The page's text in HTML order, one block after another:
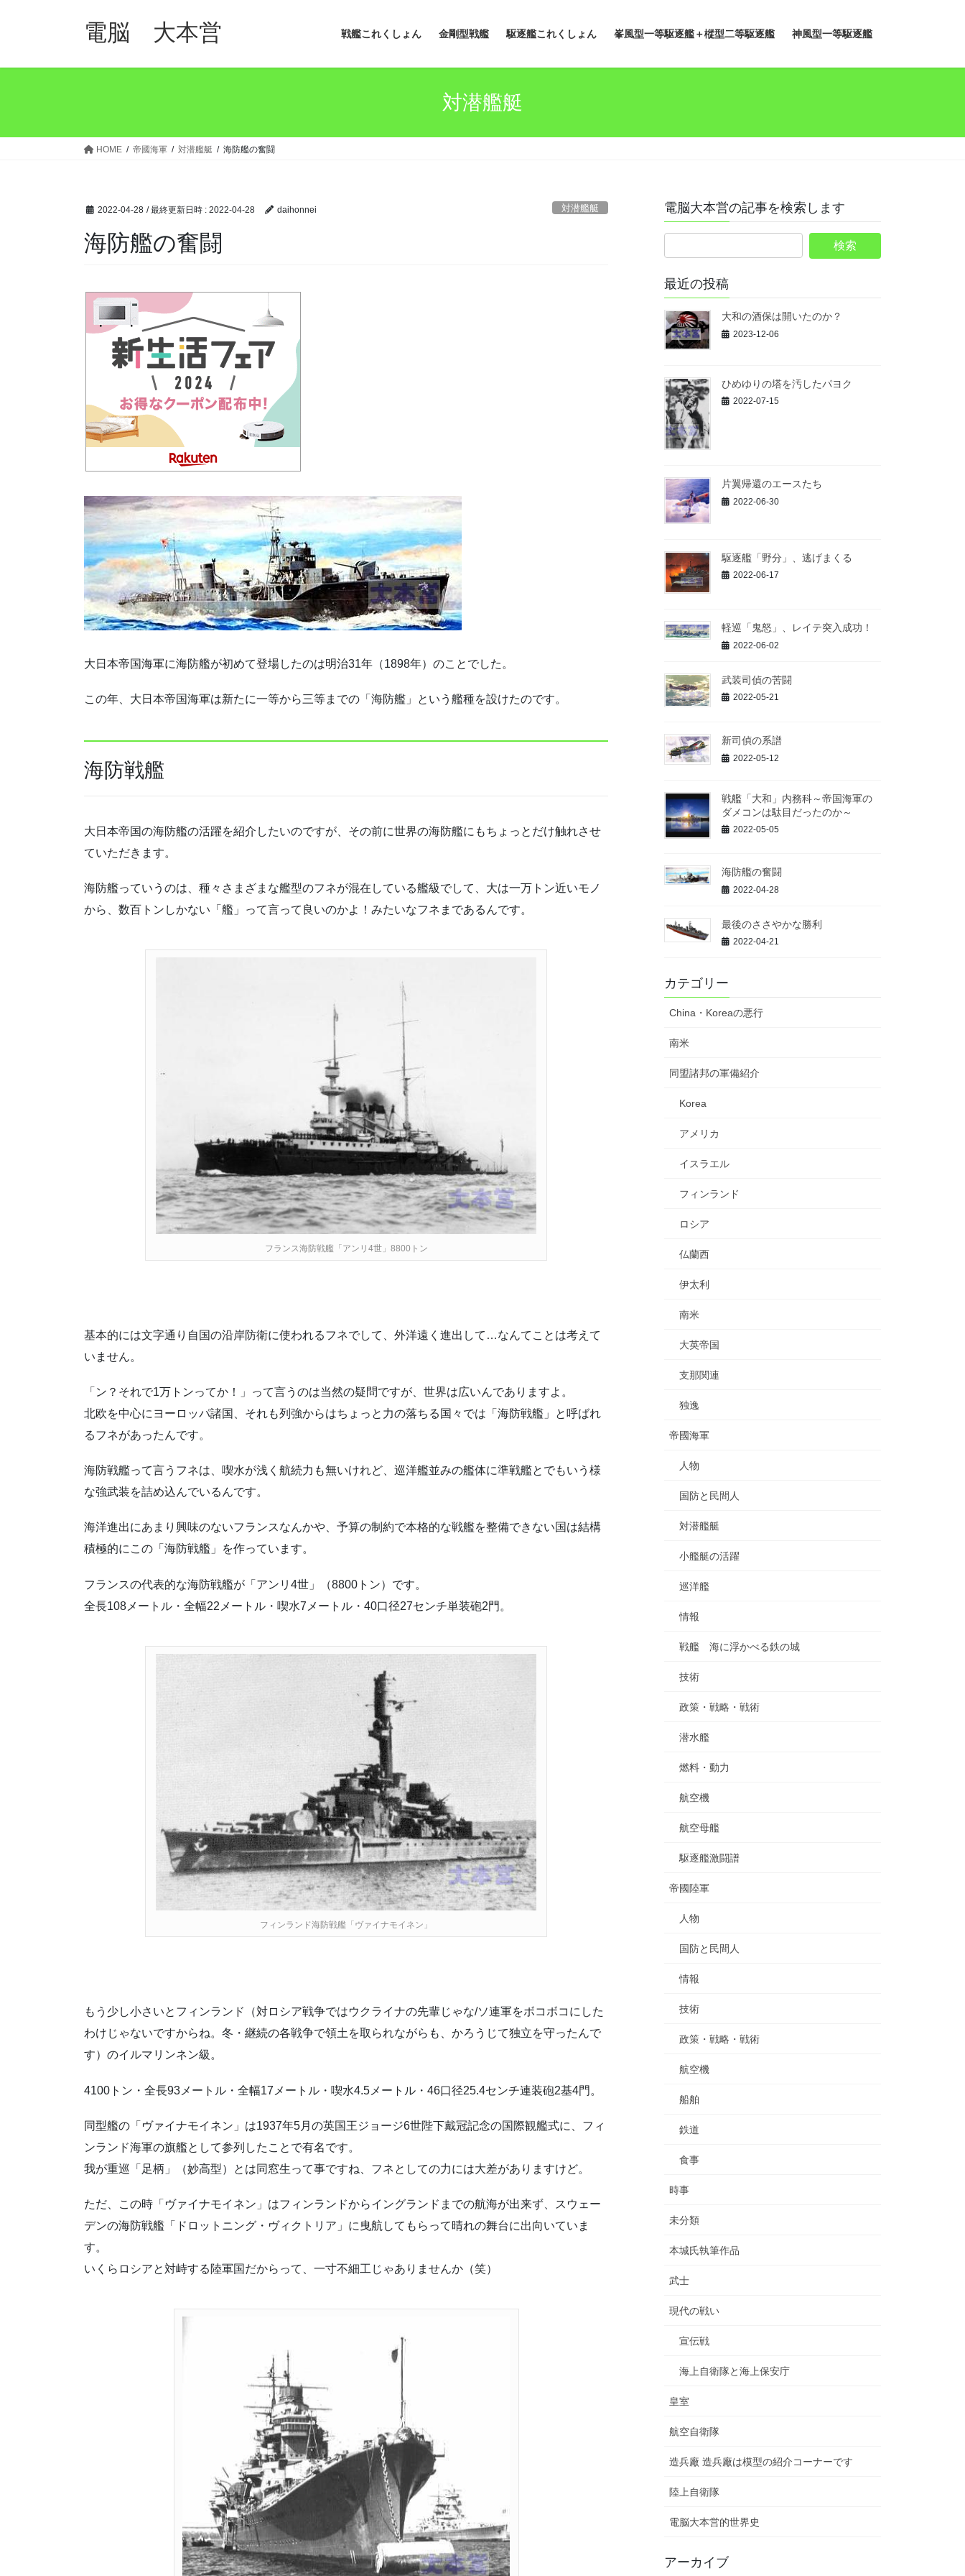
電脳 大本営 戦艦これくしょん 金剛型戦艦 駆逐艦これくしょん 峯風型一等駆逐艦＋樅型二等駆逐艦 神風型一等駆逐艦
対潜艦艇
HOME 帝國海軍 対潜艦艇 海防艦の奮闘
2022-04-28 / 最終更新日時 : 2022-04-28 daihonnei 対潜艦艇
海防艦の奮闘
大日本帝国海軍に海防艦が初めて登場したのは明治31年（1898年）のことでした。
この年、大日本帝国海軍は新たに一等から三等までの「海防艦」という艦種を設けたのです。
海防戦艦
大日本帝国の海防艦の活躍を紹介したいのですが、その前に世界の海防艦にもちょっとだけ触れさせ
ていただきます。
海防艦っていうのは、種々さまざまな艦型のフネが混在している艦級でして、大は一万トン近いモノ
から、数百トンしかない「艦」って言って良いのかよ！みたいなフネまであるんです。
フランス海防戦艦「アンリ4世」8800トン
基本的には文字通り自国の沿岸防衛に使われるフネでして、外洋遠く進出して…なんてことは考えて
いません。
「ン？それで1万トンってか！」って言うのは当然の疑問ですが、世界は広いんでありますよ。
北欧を中心にヨーロッパ諸国、それも列強からはちょっと力の落ちる国々では「海防戦艦」と呼ばれ
るフネがあったんです。
海防戦艦って言うフネは、喫水が浅く航続力も無いけれど、巡洋艦並みの艦体に準戦艦とでもいう様
な強武装を詰め込んでいるんです。
海洋進出にあまり興味のないフランスなんかや、予算の制約で本格的な戦艦を整備できない国は結構
積極的にこの「海防戦艦」を作っています。
フランスの代表的な海防戦艦が「アンリ4世」（8800トン）です。
全長108メートル・全幅22メートル・喫水7メートル・40口径27センチ単装砲2門。
フィンランド海防戦艦「ヴァイナモイネン」
もう少し小さいとフィンランド（対ロシア戦争ではウクライナの先輩じゃな/ソ連軍をボコボコにした
わけじゃないですからね。冬・継続の各戦争で領土を取られながらも、かろうじて独立を守ったんで
す）のイルマリンネン級。
4100トン・全長93メートル・全幅17メートル・喫水4.5メートル・46口径25.4センチ連装砲2基4門。
同型艦の「ヴァイナモイネン」は1937年5月の英国王ジョージ6世陛下戴冠記念の国際観艦式に、フィ
ンランド海軍の旗艦として参列したことで有名です。
我が重巡「足柄」（妙高型）とは同窓生って事ですね、フネとしての力には大差がありますけど。
ただ、この時「ヴァイナモイネン」はフィンランドからイングランドまでの航海が出来ず、スウェー
デンの海防戦艦「ドロットニング・ヴィクトリア」に曳航してもらって晴れの舞台に出向いていま
す。
いくらロシアと対峙する陸軍国だからって、一寸不細工じゃありませんか（笑）
電脳大本営の記事を検索します
最近の投稿
大和の酒保は開いたのか？
2023-12-06
ひめゆりの塔を汚したパヨク
2022-07-15
片翼帰還のエースたち
2022-06-30
駆逐艦「野分」、逃げまくる
2022-06-17
軽巡「鬼怒」、レイテ突入成功！
2022-06-02
武装司偵の苦闘
2022-05-21
新司偵の系譜
2022-05-12
戦艦「大和」内務科～帝国海軍の
ダメコンは駄目だったのか～
2022-05-05
海防艦の奮闘
2022-04-28
最後のささやかな勝利
2022-04-21
カテゴリー
China・Koreaの悪行
南米
同盟諸邦の軍備紹介
Korea
アメリカ
イスラエル
フィンランド
ロシア
仏蘭西
伊太利
南米
大英帝国
支那関連
独逸
帝國海軍
人物
国防と民間人
対潜艦艇
小艦艇の活躍
巡洋艦
情報
戦艦 海に浮かべる鉄の城
技術
政策・戦略・戦術
潜水艦
燃料・動力
航空機
航空母艦
駆逐艦激闘譜
帝國陸軍
人物
国防と民間人
情報
技術
政策・戦略・戦術
航空機
船舶
鉄道
食事
時事
未分類
本城氏執筆作品
武士
現代の戦い
宣伝戦
海上自衛隊と海上保安庁
皇室
航空自衛隊
造兵廠 造兵廠は模型の紹介コーナーです
陸上自衛隊
電脳大本営的世界史
アーカイブ